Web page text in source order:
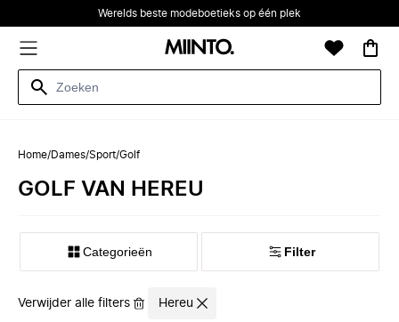
Werelds beste modeboetieks op één plek
Home/Dames/Sport/Golf
GOLF VAN HEREU
Categorieën Filter
Verwijder alle filters Hereu